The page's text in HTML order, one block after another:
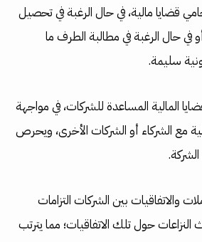
قضايا مالية، في حال الرغبة في تحصيل
حال الرغبة في مطالبة الطرف ما
سليمة.
المالية المساعدة للشركات، في مواجهة
مع الشركاء أو الشركات الأخرى، ويحرص
والاتفاقيات بين الشركات التزامات
حول تلك الاتفاقيات؛ مما يترتب